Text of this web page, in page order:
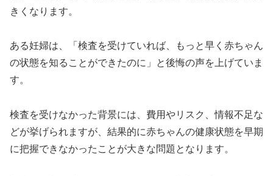
きくなります。
ある妊婦は、「検査を受けていれば、もっと早く赤ちゃん
の状態を知ることができたのに」と後悔の声を上げていま
す。
検査を受けなかった背景には、費用やリスク、情報不足な
どが挙げられますが、結果的に赤ちゃんの健康状態を早期
に把握できなかったことが大きな問題となります。